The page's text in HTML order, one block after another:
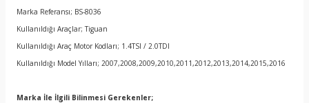
Marka Referansı; BS-8036
Kullanıldığı Araçlar; Tiguan
Kullanıldığı Araç Motor Kodları; 1.4TSI / 2.0TDI
Kullanıldığı Model Yılları; 2007,2008,2009,2010,2011,2012,2013,2014,2015,2016
Marka İle İlgili Bilinmesi Gerekenler;